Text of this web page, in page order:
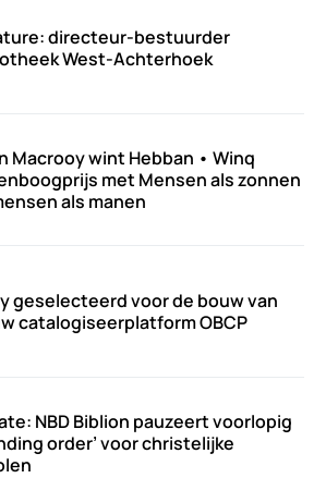
directeur-bestuurder
West-Achterhoek
Macrooy wint Hebban • Winq
met Mensen als zonnen
als manen
geselecteerd voor de bouw van
catalogiseerplatform OBCP
NBD Biblion pauzeert voorlopig
order’ voor christelijke